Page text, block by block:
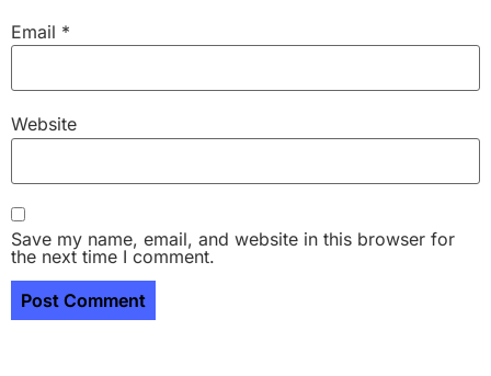
Email *
Website
Save my name, email, and website in this browser for
the next time I comment.